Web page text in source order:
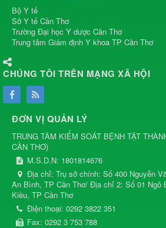
Bộ Y tế
Sở Y tế Cần Thơ
Trường Đại học Y dược Cần Thơ
Trung tâm Giám định Y khoa TP Cần Thơ
CHÚNG TÔI TRÊN MẠNG XÃ HỘI
ĐƠN VỊ QUẢN LÝ
TRUNG TÂM KIỂM SOÁT BỆNH TẬT
CẦN THƠ)
M.S.D.N: 1801814676
Địa chỉ: Trụ sở chính: Số 400 Nguyễn
An Bình, TP Cần Thơ/ Địa chỉ 2: Số 01 Ngô
Kiều, TP Cần Thơ
Điện thoại: 0292 3822 351
Fax: 0292 3 753 788